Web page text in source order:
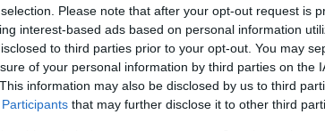
Please note that after your opt-out request is
interest-based ads based on personal information
to third parties prior to your opt-out. You may
of your personal information by third parties on the
information may also be disclosed by us to third
that may further disclose it to other third
a Olbia